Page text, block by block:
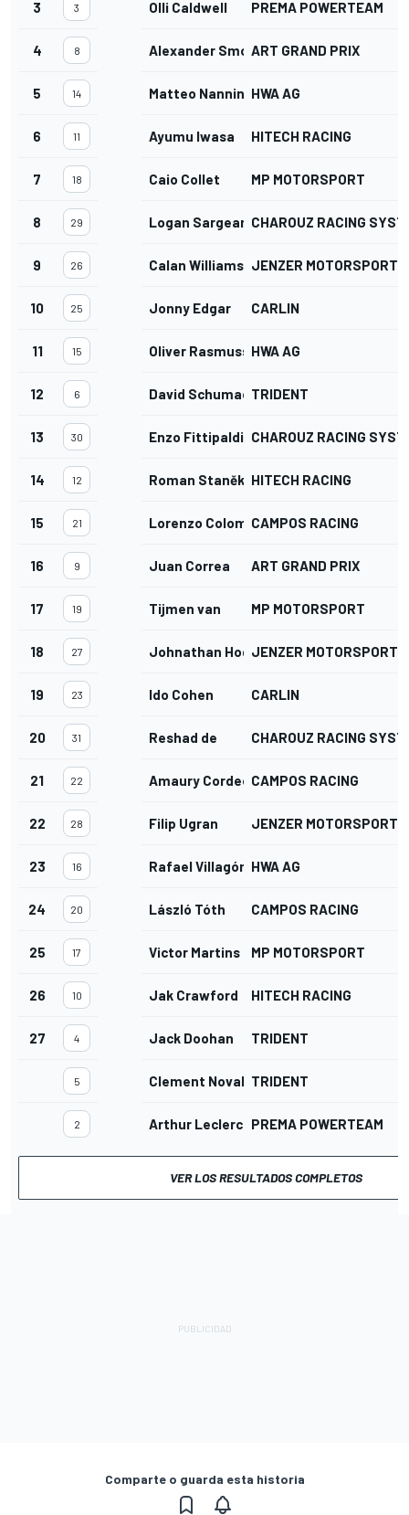
3 3 Olli Caldwell PREMA POWERTEAM
4 8 Alexander SmolyarART GRAND PRIX
5 14 Matteo Nannini HWA AG
6 11 Ayumu Iwasa HITECH RACING
7 18 Caio Collet MP MOTORSPORT
8 29 Logan SargeantCHAROUZ RACING
9 26 Calan Williams JENZER MOTORSPORT
10 25 Jonny Edgar CARLIN
11 15 Oliver RasmussenHWA AG
12 6 David SchumacherTRIDENT
13 30 Enzo Fittipaldi CHAROUZ RACING
14 12 Roman Staněk HITECH RACING
15 21 Lorenzo ColomboCAMPOS RACING
16 9 Juan Correa ART GRAND PRIX
17 19 Tijmen van MP MOTORSPORT
18 27 Johnathan HoggardJENZER MOTORSPORT
19 23 Ido Cohen CARLIN
20 31 Reshad de CHAROUZ RACING
21 22 Amaury CordeelCAMPOS RACING
22 28 Filip Ugran JENZER MOTORSPORT
23 16 Rafael VillagómezHWA AG
24 20 László Tóth CAMPOS RACING
25 17 Victor Martins MP MOTORSPORT
26 10 Jak Crawford HITECH RACING
27 4 Jack Doohan TRIDENT
5 Clement NovalakTRIDENT
2 Arthur Leclerc PREMA POWERTEAM
VER LOS RESULTADOS COMPLETOS
Comparte o guarda esta historia